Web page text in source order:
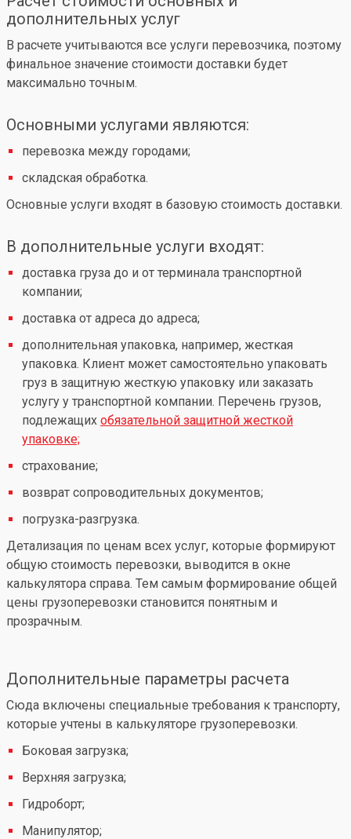
дополнительных услуг
В расчете учитываются все услуги перевозчика, поэтому
финальное значение стоимости доставки будет
максимально точным.
Основными услугами являются:
перевозка между городами;
складская обработка.
Основные услуги входят в базовую стоимость доставки.
В дополнительные услуги входят:
доставка груза до и от терминала транспортной
компании;
доставка от адреса до адреса;
дополнительная упаковка, например, жесткая
упаковка. Клиент может самостоятельно упаковать
груз в защитную жесткую упаковку или заказать
услугу у транспортной компании. Перечень грузов,
подлежащих обязательной защитной жесткой
упаковке;
страхование;
возврат сопроводительных документов;
погрузка-разгрузка.
Детализация по ценам всех услуг, которые формируют
общую стоимость перевозки, выводится в окне
калькулятора справа. Тем самым формирование общей
цены грузоперевозки становится понятным и
прозрачным.
Дополнительные параметры расчета
Сюда включены специальные требования к транспорту,
которые учтены в калькуляторе грузоперевозки.
Боковая загрузка;
Верхняя загрузка;
Гидроборт;
Манипулятор;